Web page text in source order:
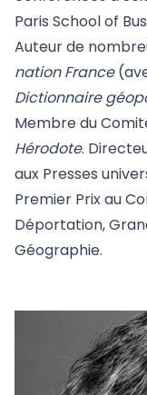
Paris School of
Auteur de
nation France
Dictionnaire
Membre du
Hérodote.
aux Presses
Premier Prix au
Déportation,
Géographie.